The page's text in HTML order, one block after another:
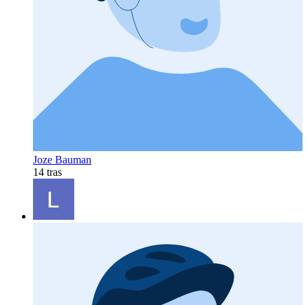
Joze Bauman
14 tras